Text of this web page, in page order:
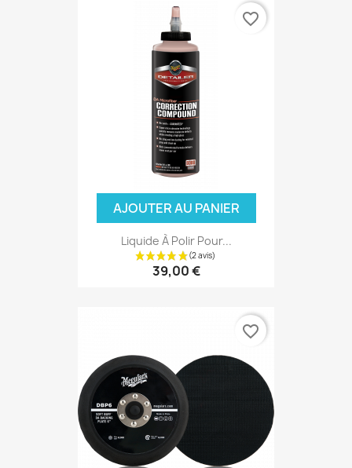
AJOUTER AU PANIER
Liquide À Polir Pour...
39,00 €
favorite_border
favorite_border